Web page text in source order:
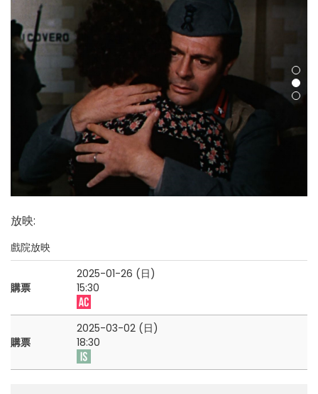
放映:
戲院放映
購票
2025-01-26 (日)
15:30
購票
2025-03-02 (日)
18:30